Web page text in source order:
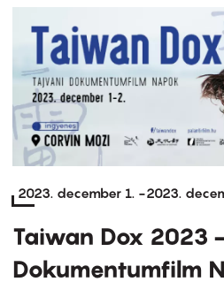
2023. december 1. -2023.
Taiwan Dox 2023
Dokumentumfilm